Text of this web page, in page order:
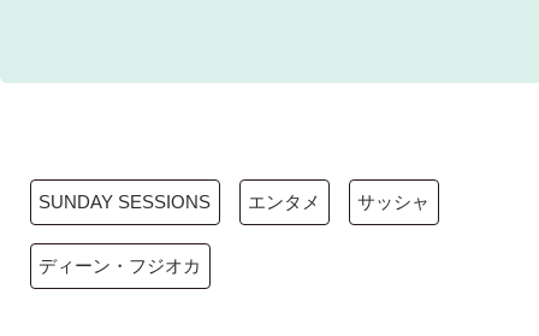
SUNDAY SESSIONS エンタメ サッシャ
ディーン・フジオカ